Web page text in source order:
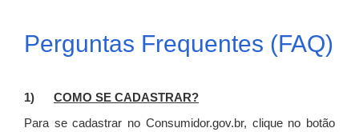
Perguntas Frequentes (FAQ)
1) COMO SE CADASTRAR?
Para se cadastrar no Consumidor.gov.br, clique no botão